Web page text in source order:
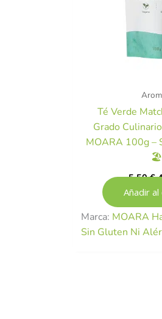
Té Verde
Grado
MOARA 100g –
🏖️
5,50€
Añadir
Marca: MOARA
Sin Gluten Ni